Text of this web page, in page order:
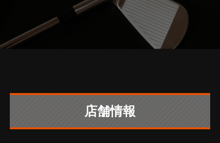
店舗情報